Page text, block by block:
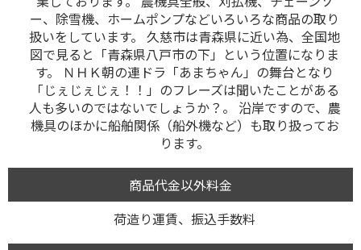
ー、除雪機、ホームポンプなどいろいろな商品の取り
扱いをしています。 久慈市は青森県に近い為、全国地
図で見ると「青森県八戸市の下」という位置になりま
す。 ＮＨＫ朝の連ドラ「あまちゃん」の舞台となり
「じぇじぇじぇ！！」のフレーズは聞いたことがある
人も多いのではないでしょうか？。 沿岸ですので、農
機具のほかに船舶関係（船外機など）も取り扱ってお
ります。
商品代金以外料金
荷造り運賃、振込手数料